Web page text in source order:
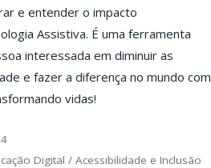
e entender o impacto
Assistiva. É uma ferramenta
interessada em diminuir as
e fazer a diferença no mundo com
vidas!
Digital /Acessibilidade e Inclusão